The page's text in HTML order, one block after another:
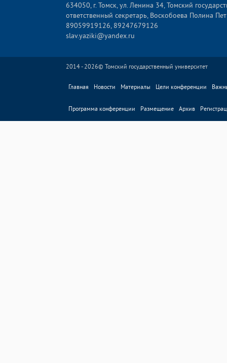
634050, г. Томск, ул. Ленина 34, Томский
ответственный секретарь, Воскобоева Полина
89059919126, 89247679126
slav.yaziki@yandex.ru
2014 - 2026© Томский государственный университет
Главная Новости Материалы Цели конференции
Программа конференции Размещение Архив